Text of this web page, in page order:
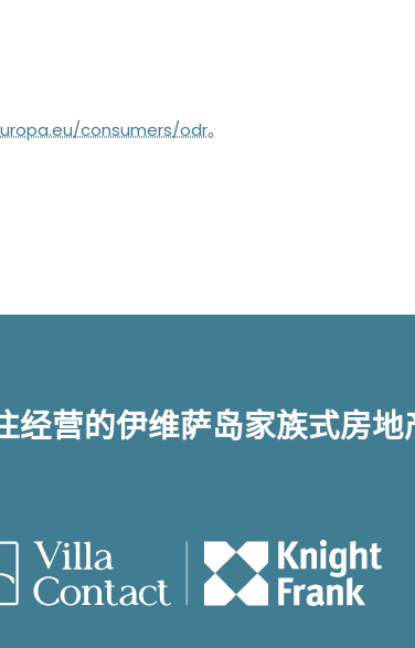
consumers/odr。
经营的伊维萨岛家族式房地